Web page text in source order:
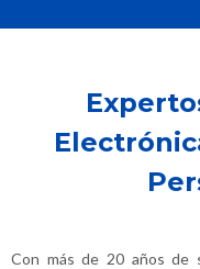
Con más de 20 años de